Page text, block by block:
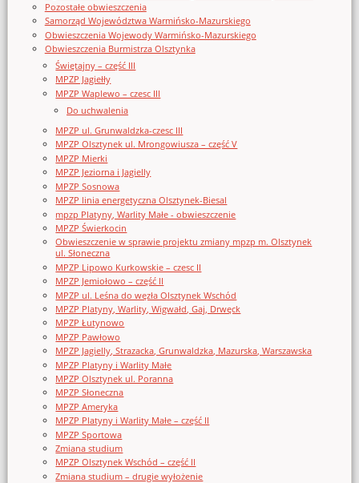
Pozostałe obwieszczenia
Samorząd Województwa Warmińsko-Mazurskiego
Obwieszczenia Wojewody Warmińsko-Mazurskiego
Obwieszczenia Burmistrza Olsztynka
Świętajny – część III
MPZP Jagiełły
MPZP Waplewo – czesc III
Do uchwalenia
MPZP ul. Grunwaldzka-czesc III
MPZP Olsztynek ul. Mrongowiusza – część V
MPZP Mierki
MPZP Jeziorna i Jagielly
MPZP Sosnowa
MPZP linia energetyczna Olsztynek-Biesal
mpzp Platyny, Warlity Małe - obwieszczenie
MPZP Świerkocin
Obwieszczenie w sprawie projektu zmiany mpzp m. Olsztynek
ul. Słoneczna
MPZP Lipowo Kurkowskie – czesc II
MPZP Jemiołowo – część II
MPZP ul. Leśna do węzła Olsztynek Wschód
MPZP Platyny, Warlity, Wigwałd, Gaj, Drwęck
MPZP Łutynowo
MPZP Pawłowo
MPZP Jagielly, Strazacka, Grunwaldzka, Mazurska, Warszawska
MPZP Platyny i Warlity Małe
MPZP Olsztynek ul. Poranna
MPZP Słoneczna
MPZP Ameryka
MPZP Platyny i Warlity Małe – część II
MPZP Sportowa
Zmiana studium
MPZP Olsztynek Wschód – część II
Zmiana studium – drugie wyłożenie